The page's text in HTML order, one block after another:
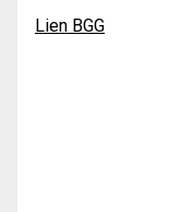
Lien BGG